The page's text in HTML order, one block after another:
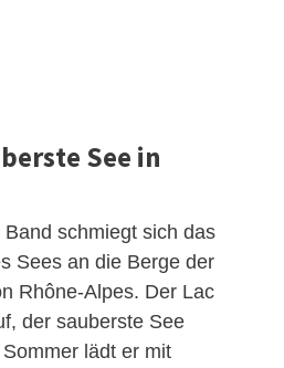
See in
schmiegt sich das
Sees an die Berge der
Rhône-Alpes. Der Lac
der sauberste See
lädt er mit